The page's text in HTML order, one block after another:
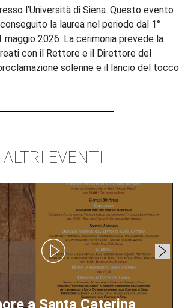
l’Università di Siena. Questo evento
la laurea nel periodo dal 1°
maggio 2026. La cerimonia prevede la
con il Rettore e il Direttore del
solenne e il lancio del tocco
ALTRI EVENTI
a Santa Caterina